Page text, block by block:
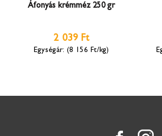
Áfonyás krémméz 250 gr
2 039 Ft
(8 156 Ft/kg)